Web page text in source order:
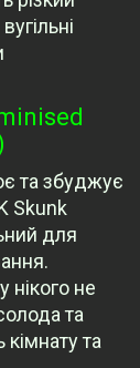
та збуджує
Skunk
для
нікого не
та
та